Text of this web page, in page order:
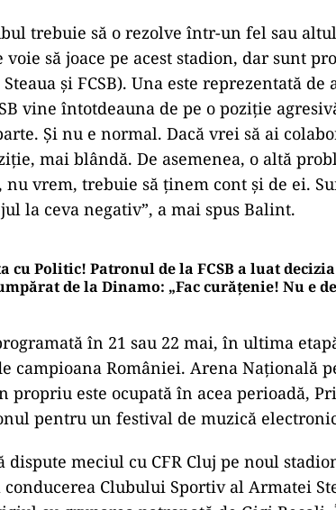
trebuie să o rezolve într-un fel sau
să joace pe acest stadion, dar sunt
şi FCSB). Una este reprezentată de
vine întotdeauna de pe o poziţie
Şi nu e normal. Dacă vrei să ai
mai blândă. De asemenea, o altă
nu vrem, trebuie să ţinem cont şi de ei.
la ceva negativ”, a mai spus Balint.
cu Politic! Patronul de la FCSB a luat
de la Dinamo: „Fac curățenie! Nu e
în 21 sau 22 mai, în ultima
campioana României. Arena Naţională
propriu este ocupată în acea perioadă,
pentru un festival de muzică
dispute meciul cu CFR Cluj pe noul
Clubului Sportiv al Armatei